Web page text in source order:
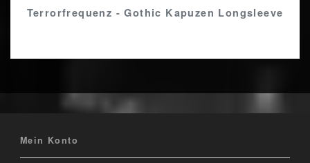
Terrorfrequenz - Gothic Kapuzen Longsleeve
Mein Konto